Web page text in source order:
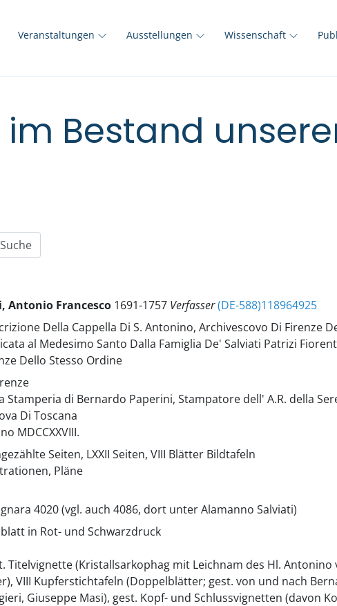
Veranstaltungen Ausstellungen Wissenschaft
Bestand
Antonio Francesco1691-1757 Verfasser(DE-588)118964925
Della Cappella Di S. Antonino, Archivescovo Di Firenze
al Medesimo Santo Dalla Famiglia De' Salviati Patrizi
Dello Stesso Ordine
Stamperia di Bernardo Paperini, Stampatore dell' A.R. della
Di Toscana
MDCCXXVIII.
Seiten, LXXII Seiten, VIII Blätter Bildtafeln
Pläne
4020 (vgl. auch 4086, dort unter Alamanno Salviati)
in Rot- und Schwarzdruck
Titelvignette (Kristallsarkophag mit Leichnam des Hl.
VIII Kupferstichtafeln (Doppelblätter; gest. von und nach
Giuseppe Masi), gest. Kopf- und Schlussvignetten (davon